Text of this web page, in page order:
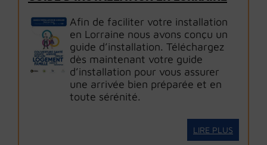
Afin de faciliter votre installation
en Lorraine nous avons conçu un
guide d’installation. Téléchargez
dès maintenant votre guide
d’installation pour vous assurer
une arrivée bien préparée et en
toute sérénité.
LIRE PLUS